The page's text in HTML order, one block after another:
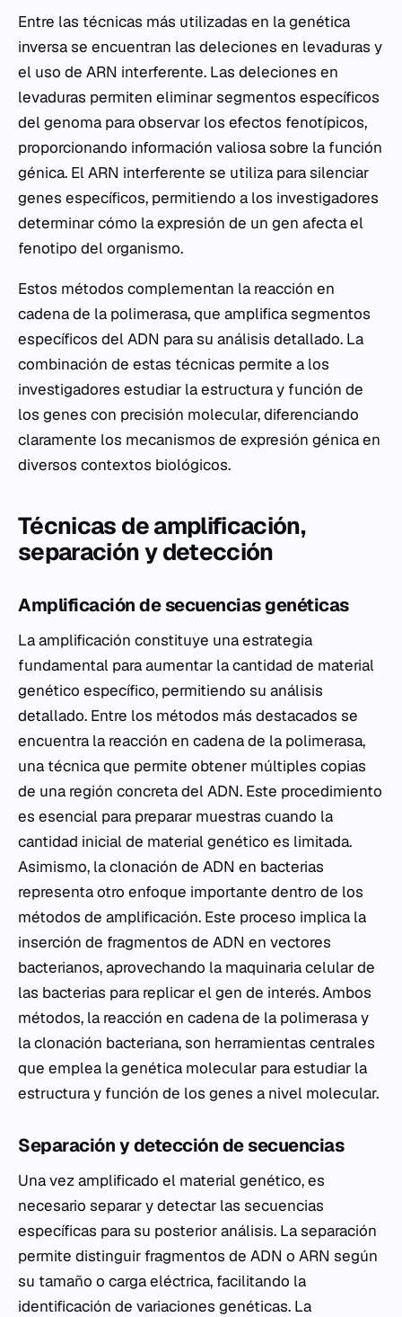
Entre las técnicas más utilizadas en la genética
inversa se encuentran las deleciones en levaduras y
el uso de ARN interferente. Las deleciones en
levaduras permiten eliminar segmentos específicos
del genoma para observar los efectos fenotípicos,
proporcionando información valiosa sobre la función
génica. El ARN interferente se utiliza para silenciar
genes específicos, permitiendo a los investigadores
determinar cómo la expresión de un gen afecta el
fenotipo del organismo.
Estos métodos complementan la reacción en
cadena de la polimerasa, que amplifica segmentos
específicos del ADN para su análisis detallado. La
combinación de estas técnicas permite a los
investigadores estudiar la estructura y función de
los genes con precisión molecular, diferenciando
claramente los mecanismos de expresión génica en
diversos contextos biológicos.
Técnicas de amplificación,
separación y detección
Amplificación de secuencias genéticas
La amplificación constituye una estrategia
fundamental para aumentar la cantidad de material
genético específico, permitiendo su análisis
detallado. Entre los métodos más destacados se
encuentra la reacción en cadena de la polimerasa,
una técnica que permite obtener múltiples copias
de una región concreta del ADN. Este procedimiento
es esencial para preparar muestras cuando la
cantidad inicial de material genético es limitada.
Asimismo, la clonación de ADN en bacterias
representa otro enfoque importante dentro de los
métodos de amplificación. Este proceso implica la
inserción de fragmentos de ADN en vectores
bacterianos, aprovechando la maquinaria celular de
las bacterias para replicar el gen de interés. Ambos
métodos, la reacción en cadena de la polimerasa y
la clonación bacteriana, son herramientas centrales
que emplea la genética molecular para estudiar la
estructura y función de los genes a nivel molecular.
Separación y detección de secuencias
Una vez amplificado el material genético, es
necesario separar y detectar las secuencias
específicas para su posterior análisis. La separación
permite distinguir fragmentos de ADN o ARN según
su tamaño o carga eléctrica, facilitando la
identificación de variaciones genéticas. La